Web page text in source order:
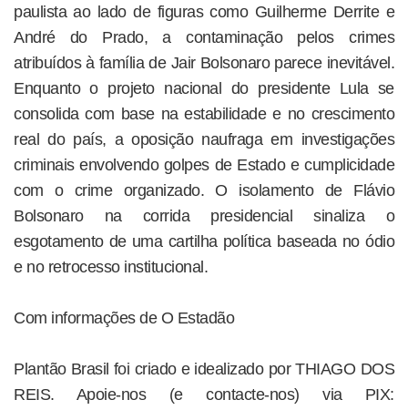
paulista ao lado de figuras como Guilherme Derrite e
André do Prado, a contaminação pelos crimes
atribuídos à família de Jair Bolsonaro parece inevitável.
Enquanto o projeto nacional do presidente Lula se
consolida com base na estabilidade e no crescimento
real do país, a oposição naufraga em investigações
criminais envolvendo golpes de Estado e cumplicidade
com o crime organizado. O isolamento de Flávio
Bolsonaro na corrida presidencial sinaliza o
esgotamento de uma cartilha política baseada no ódio
e no retrocesso institucional.
Com informações de O Estadão
Plantão Brasil foi criado e idealizado por THIAGO DOS
REIS. Apoie-nos (e contacte-nos) via PIX: